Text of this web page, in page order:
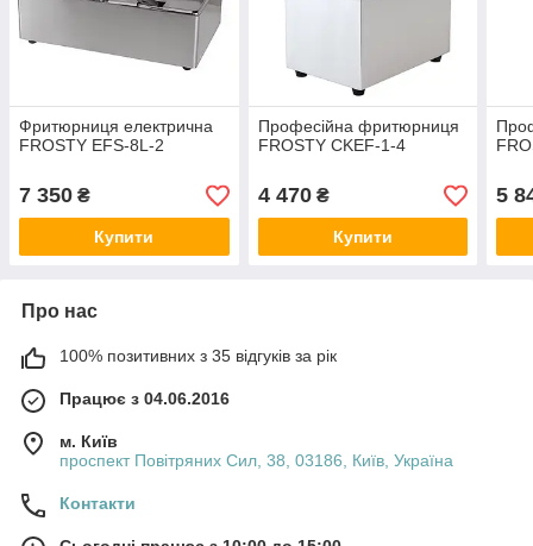
Фритюрниця електрична
FROSTY EFS-8L-2
7 350 ₴
Купити
Професійна фритюрниця
FROSTY CKEF-1-4
4 470₴
Купити
5
Про нас
100% позитивних з 35 відгуків за рік
Працює з 04.06.2016
м. Київ
проспект Повітряних Сил, 38, 03186, Київ, Україна
Контакти